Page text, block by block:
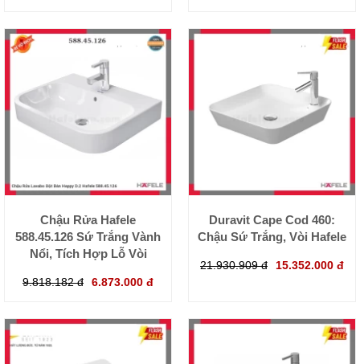
Chậu Rửa Hafele
588.45.126 Sứ Trắng Vành
Nổi, Tích Hợp Lỗ Vòi
9.818.182 đ 6.873.000 đ
Duravit Cape Cod 460:
Chậu Sứ Trắng, Vòi Hafele
21.930.909 đ 15.352.000 đ